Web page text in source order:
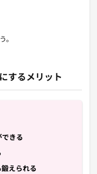
。
するメリット
できる
えられる